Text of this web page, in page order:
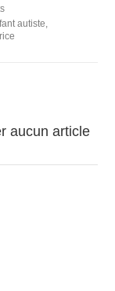
autiste,
aucun article